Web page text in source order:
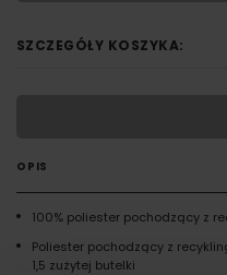
OPIS
100% poliester pochodzący z
Poliester pochodzący z
1,5 zużytej butelki
SZCZEGÓŁY KOSZYKA: